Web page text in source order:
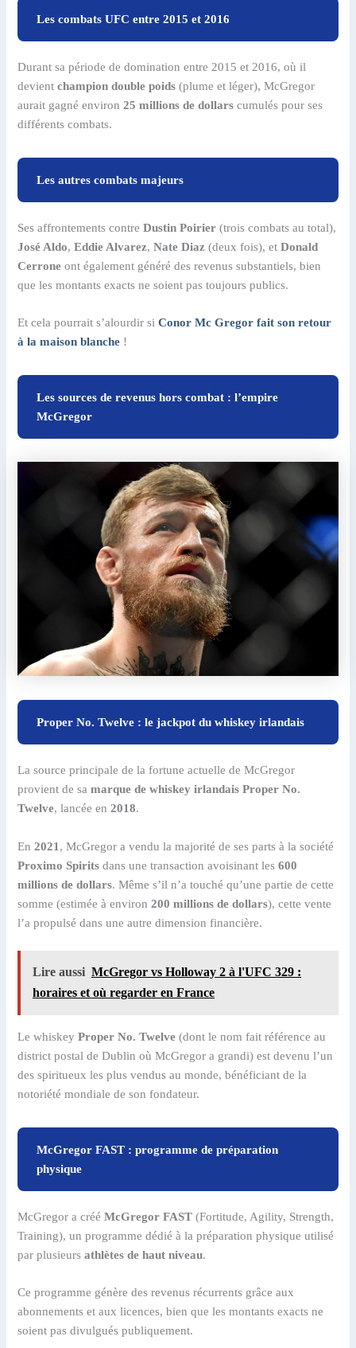
Les combats UFC entre 2015 et 2016
Durant sa période de domination entre 2015 et 2016, où il
devientchampion double poids (plume et léger), McGregor
aurait gagné environ25 millions de dollars cumulés pour ses
différents combats.
Les autres combats majeurs
Ses affrontements contreDustin Poirier (trois combats au total),
José Aldo,Eddie Alvarez,Nate Diaz (deux fois), etDonald
Cerrone ont également généré des revenus substantiels, bien
que les montants exacts ne soient pas toujours publics.
Et cela pourrait s’alourdir siConor Mc Gregor fait son retour
à la maison blanche !
Les sources de revenus hors combat : l’empire
McGregor
Proper No. Twelve : le jackpot du whiskey irlandais
La source principale de la fortune actuelle de McGregor
provient de samarque de whiskey irlandais Proper No.
Twelve, lancée en2018.
En2021 , McGregor a vendu la majorité de ses parts à la société
Proximo Spirits dans une transaction avoisinant les600
millions de dollars. Même s’il n’a touché qu’une partie de cette
somme (estimée à environ200 millions de dollars), cette vente
l’a propulsé dans une autre dimension financière.
Lire aussi McGregor vs Holloway 2 à l'UFC 329 :
horaires et où regarder en France
Le whiskeyProper No. Twelve (dont le nom fait référence au
district postal de Dublin où McGregor a grandi) est devenu l’un
des spiritueux les plus vendus au monde, bénéficiant de la
notoriété mondiale de son fondateur.
McGregor FAST : programme de préparation
physique
McGregor a crééMcGregor FAST (Fortitude, Agility, Strength,
Training), un programme dédié à la préparation physique utilisé
par plusieursathlètes de haut niveau.
Ce programme génère des revenus récurrents grâce aux
abonnements et aux licences, bien que les montants exacts ne
soient pas divulgués publiquement.